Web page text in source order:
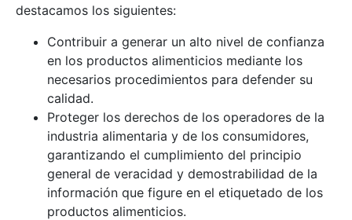
destacamos los siguientes:
Contribuir a generar un alto nivel de confianza
en los productos alimenticios mediante los
necesarios procedimientos para defender su
calidad.
Proteger los derechos de los operadores de la
industria alimentaria y de los consumidores,
garantizando el cumplimiento del principio
general de veracidad y demostrabilidad de la
información que figure en el etiquetado de los
productos alimenticios.